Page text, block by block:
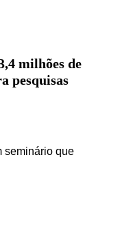
milhões de
pesquisas